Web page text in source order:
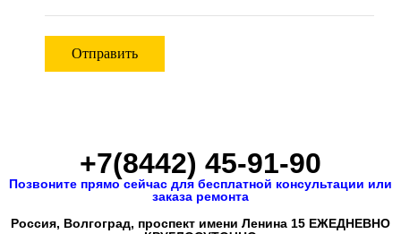
+7(8442) 45-91-90
Позвоните прямо сейчас для бесплатной консультации или
заказа ремонта
Россия, Волгоград, проспект имени Ленина 15 ЕЖЕДНЕВНО